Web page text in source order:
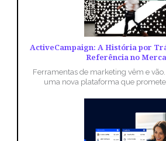
ActiveCampaign: A História por
Referência no
Ferramentas de marketing vêm e
uma nova plataforma que promete